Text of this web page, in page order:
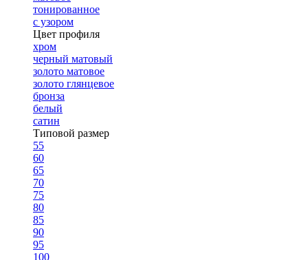
тонированное
с узором
Цвет профиля
хром
черный матовый
золото матовое
золото глянцевое
бронза
белый
сатин
Типовой размер
55
60
65
70
75
80
85
90
95
100